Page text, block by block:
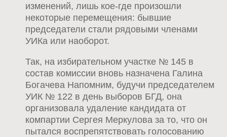
изменений, лишь кое-где произошли
некоторые перемещения: бывшие
председатели стали рядовыми членами
УИКа или наоборот.
Так, на избирательном участке № 145 в
состав комиссии вновь назначена Галина
Богачева Напомним, будучи председателем
УИК № 122 в день выборов БГД, она
организовала удаление кандидата от
компартии Сергея Меркулова за то, что он
пытался воспрепятствовать голосованию